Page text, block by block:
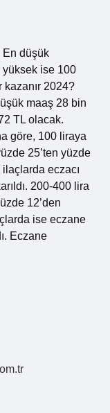
En düşük
yüksek ise 100
kazanır 2024?
maaş 28 bin
TL olacak.
göre, 100 liraya
25’ten yüzde
ilaçlarda eczacı
200-400 lira
12’den
ise eczane
Eczane